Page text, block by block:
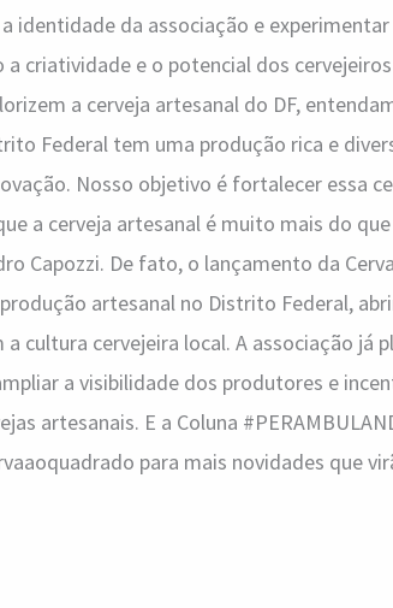
identidade da associação e
criatividade e o potencial dos
a cerveja artesanal do DF,
Federal tem uma produção rica e
Nosso objetivo é fortalecer essa
a cerveja artesanal é muito mais do
Capozzi. De fato, o lançamento da
artesanal no Distrito Federal,
cultura cervejeira local. A associação já
a visibilidade dos produtores e
artesanais. E a Coluna
para mais novidades que